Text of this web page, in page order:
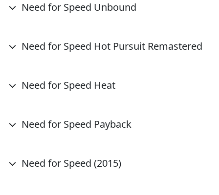
Need for Speed Unbound
Need for Speed Hot Pursuit Remastered
Need for Speed Heat
Need for Speed Payback
Need for Speed (2015)